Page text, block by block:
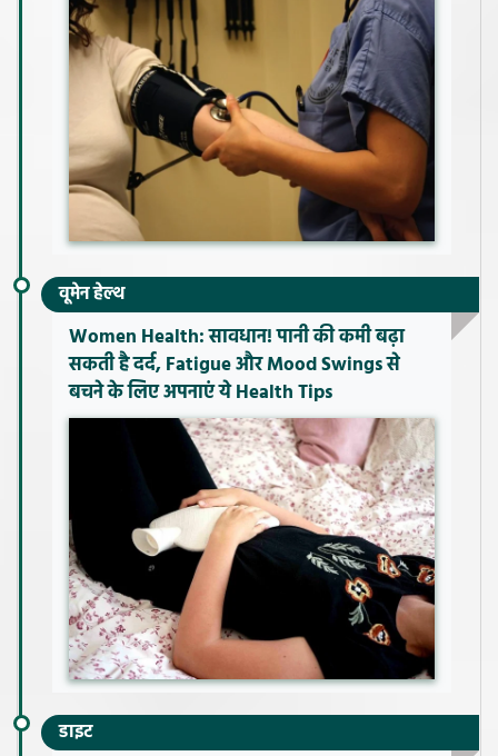
वूमेन हेल्थ
Women Health: सावधान! पानी की कमी बढ़ा
सकती है दर्द, Fatigue और Mood Swings से
बचने के लिए अपनाएं ये Health Tips
डाइट